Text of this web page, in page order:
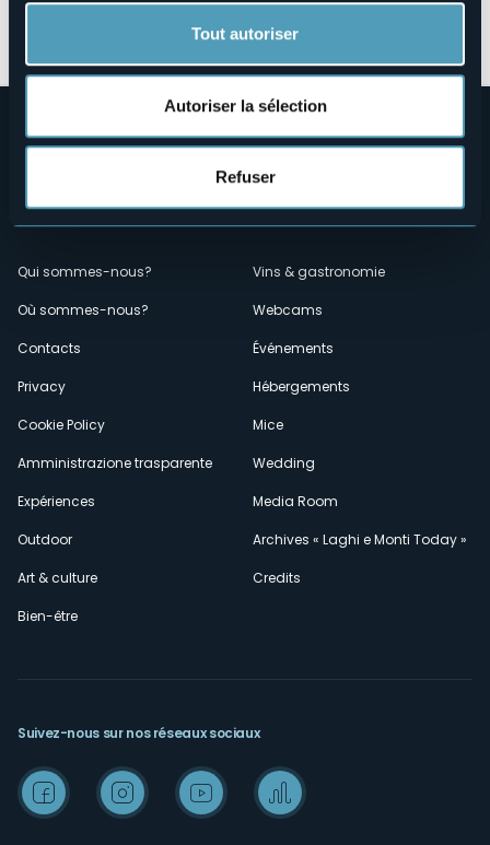
Tout autoriser
Autoriser la sélection
Refuser
Menù
secondario
Qui sommes-nous?
Où sommes-nous?
Contacts
Privacy
Cookie Policy
Amministrazione trasparente
Expériences
Outdoor
Art & culture
Bien-être
Vins & gastronomie
Webcams
Événements
Hébergements
Mice
Wedding
Media Room
Archives « Laghi e Monti Today »
Credits
Suivez-nous sur nos réseaux sociaux